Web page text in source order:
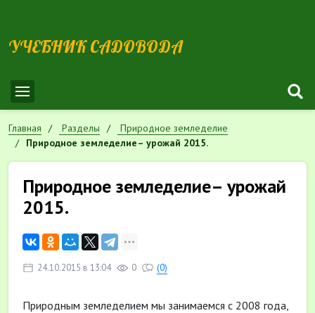
УЧЕБНИК САДОВОДА
Главная Разделы
Природное земледелие
Природное земледелие– урожай 2015.
Природное земледелие– урожай
2015.
24.10.2015 в 13:04 0 (0)
Природным земледелием мы занимаемся с 2008 года,